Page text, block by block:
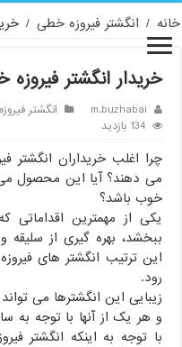
خانه / انگشتر فیروزه خطی /
خریدار انگشتر
m.buzhabai انگشتر
134 بازدید
چرا اغلب خریداران انگشتر
می دهند؟ آیا این محصول
خوب باشد؟
یکی از مهمترین اقداماتی
ببخشد، بهره گیری از
این ترتیب انگشتر های
رود.
زیبایی این انگشترها می
و هر یک از آنها با توجه به
با توجه به اینکه انگشتر